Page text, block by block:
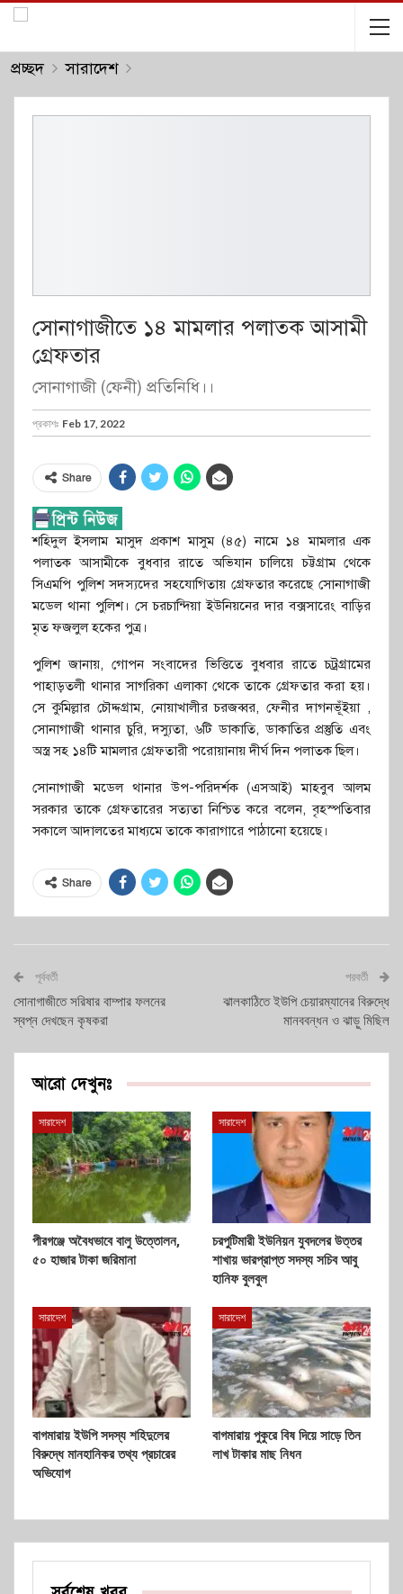
প্রচ্ছদ সারাদেশ
সোনাগাজীতে ১৪ মামলার পলাতক আসামী
গ্রেফতার
সোনাগাজী (ফেনী) প্রতিনিধি।।
প্রকাশঃ Feb 17, 2022
Share
শহিদুল ইসলাম মাসুদ প্রকাশ মাসুম (৪৫) নামে ১৪ মামলার এক
পলাতক আসামীকে বুধবার রাতে অভিযান চালিয়ে চট্টগ্রাম থেকে
সিএমপি পুলিশ সদস্যদের সহযোগিতায় গ্রেফতার করেছে সোনাগাজী
মডেল থানা পুলিশ। সে চরচান্দিয়া ইউনিয়নের দার বক্সসারেং বাড়ির
মৃত ফজলুল হকের পুত্র।
পুলিশ জানায়, গোপন সংবাদের ভিত্তিতে বুধবার রাতে চট্রগ্রামের
পাহাড়তলী থানার সাগরিকা এলাকা থেকে তাকে গ্রেফতার করা হয়।
সে কুমিল্লার চৌদ্দগ্রাম, নোয়াখালীর চরজব্বর, ফেনীর দাগনভূঁইয়া ,
সোনাগাজী থানার চুরি, দস্যুতা, ৬টি ডাকাতি, ডাকাতির প্রস্তুতি এবং
অস্ত্র সহ ১৪টি মামলার গ্রেফতারী পরোয়ানায় দীর্ঘ দিন পলাতক ছিল।
সোনাগাজী মডেল থানার উপ-পরিদর্শক (এসআই) মাহবুব আলম
সরকার তাকে গ্রেফতারের সত্যতা নিশ্চিত করে বলেন, বৃহস্পতিবার
সকালে আদালতের মাধ্যমে তাকে কারাগারে পাঠানো হয়েছে।
Share
পূর্ববর্তী
সোনাগাজীতে সরিষার বাম্পার ফলনের
স্বপ্ন দেখছেন কৃষকরা
পরবর্তী
ঝালকাঠিতে ইউপি চেয়ারম্যানের বিরুদ্ধে
মানববন্ধন ও ঝাড়ু মিছিল
আরো দেখুনঃ
সারাদেশ
পীরগঞ্জে অবৈধভাবে বালু উত্তোলন,
৫০ হাজার টাকা জরিমানা
সারাদেশ
চরপুটিমারী ইউনিয়ন যুবদলের উত্তর
শাখায় ভারপ্রাপ্ত সদস্য সচিব আবু
হানিফ বুলবুল
সারাদেশ
বাগমারায় ইউপি সদস্য শহিদুলের
বিরুদ্ধে মানহানিকর তথ্য প্রচারের
অভিযোগ
সারাদেশ
বাগমারায় পুকুরে বিষ দিয়ে সাড়ে তিন
লাখ টাকার মাছ নিধন